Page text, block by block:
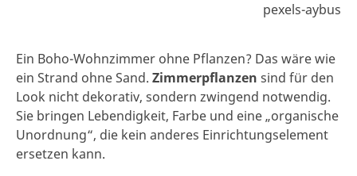
pexels-aybus
Ein Boho-Wohnzimmer ohne Pflanzen? Das wäre wie
ein Strand ohne Sand. Zimmerpflanzen sind für den
Look nicht dekorativ, sondern zwingend notwendig.
Sie bringen Lebendigkeit, Farbe und eine „organische
Unordnung“, die kein anderes Einrichtungselement
ersetzen kann.